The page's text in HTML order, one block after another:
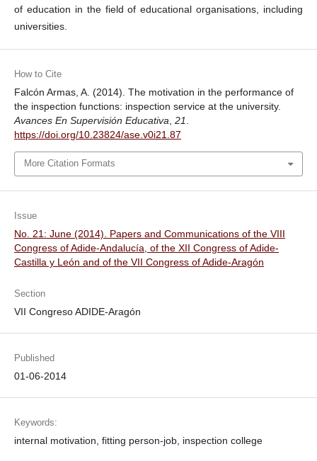
of education in the field of educational organisations, including
universities.
How to Cite
Falcón Armas, A. (2014). The motivation in the performance of
the inspection functions: inspection service at the university.
Avances En Supervisión Educativa 21
https://doi.org/10.23824/ase.v0i21.87
More Citation Formats
Issue
No. 21: June (2014). Papers and Communications of the VIII
Congress of Adide-Andalucía, of the XII Congress of Adide-
Castilla y León and of the VII Congress of Adide-Aragón
Section
VII Congreso ADIDE-Aragón
Published
01-06-2014
Keywords:
internal motivation, fitting person-job, inspection college